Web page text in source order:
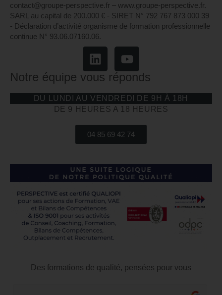
contact@groupe-perspective.fr – www.groupe-perspective.fr.
SARL au capital de 200.000 € - SIRET N° 792 767 873 000 39
- Déclaration d’activité organisme de formation professionnelle
continue N° 93.06.07160.06.
Notre équipe vous réponds
DU LUNDI AU VENDREDI DE 9H À 18H
DE 9 HEURES A 18 HEURES
04 85 69 42 74
Des formations de qualité, pensées pour vous